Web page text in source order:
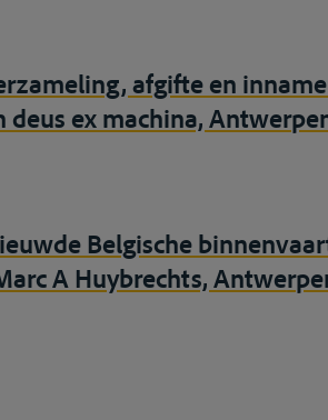
afgifte en
ex machina,
Belgische
A Huybrechts,